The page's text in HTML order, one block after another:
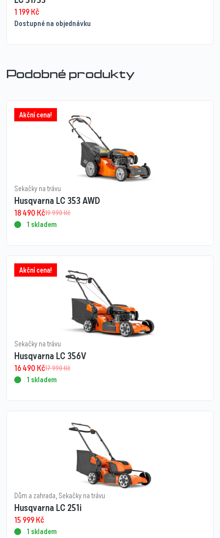
1 199Kč
Dostupné na objednávku
Podobné produkty
Akční cena!
Sekačky na trávu
Husqvarna LC 353 AWD
19 990Kč
18 490 Kč
1 skladem
Akční cena!
Sekačky na trávu
Husqvarna LC 356V
17 990Kč
16 490 Kč
1 skladem
Dům a zahrada, Sekačky na trávu
Husqvarna LC 251i
15 999Kč
1 skladem